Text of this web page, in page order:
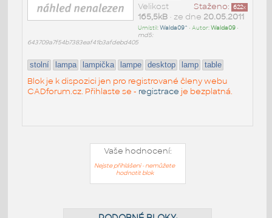
Staženo: 622x
Velikost
165,5kB• ze dne 20.05.2011
Umístil:Walda09^ • Autor:Walda09•
md5:
643709a7f54b7383eaf41b3afdebd405
stolní lampa lampička lampe desktop lamp table
Blok je k dispozici jen pro registrované členy webu
CADforum.cz. Přihlaste se - registrace je bezplatná.
Vaše hodnocení:
Nejste přihlášeni - nemůžete
hodnotit blok